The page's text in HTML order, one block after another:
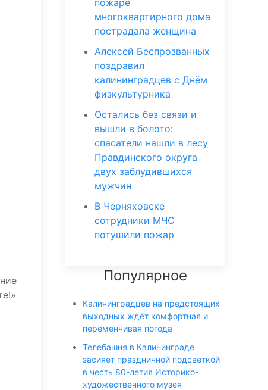
пожаре
многоквартирного дома
пострадала женщина
Алексей Беспрозванных
поздравил
калининградцев с Днём
физкультурника
Остались без связи и
вышли в болото:
спасатели нашли в лесу
Правдинского округа
двух заблудившихся
мужчин
В Черняховске
сотрудники МЧС
потушили пожар
Популярное
Калининградцев на предстоящих
выходных ждёт комфортная и
переменчивая погода
Телебашня в Калининграде
засияет праздничной подсветкой
в честь 80-летия Историко-
художественного музея